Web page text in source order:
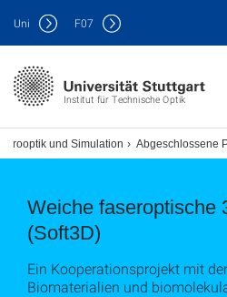
Institut für Technische Optik
Uni F07
und Simulation Abgeschlossene
Weiche faseroptische
(Soft3D)
Ein Kooperationsprojekt mit
Biomaterialien und